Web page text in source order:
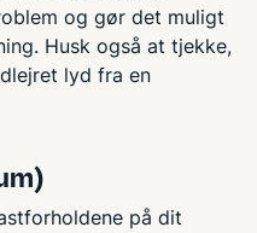
og gør det muligt
Husk også at tjekke,
lyd fra en
på dit